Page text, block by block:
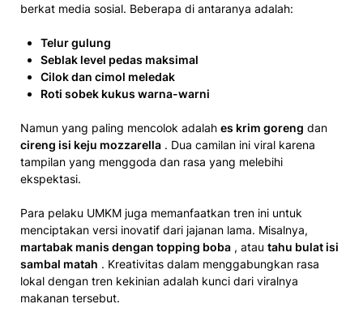
berkat media sosial. Beberapa di antaranya adalah:
Telur gulung
Seblak level pedas maksimal
Cilok dan cimol meledak
Roti sobek kukus warna-warni
Namun yang paling mencolok adalah es krim goreng dan
cireng isi keju mozzarella . Dua camilan ini viral karena
tampilan yang menggoda dan rasa yang melebihi
ekspektasi.
Para pelaku UMKM juga memanfaatkan tren ini untuk
menciptakan versi inovatif dari jajanan lama. Misalnya,
martabak manis dengan topping boba , atau tahu bulat isi
sambal matah . Kreativitas dalam menggabungkan rasa
lokal dengan tren kekinian adalah kunci dari viralnya
makanan tersebut.